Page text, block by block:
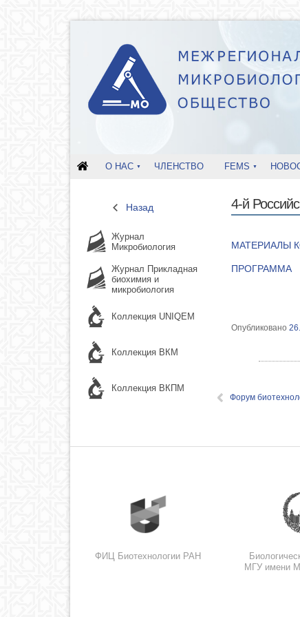
О НАС ЧЛЕНСТВО FEMS
Назад
Журнал
Микробиология
Журнал Прикладная
биохимия и
микробиология
Коллекция UNIQEM
Коллекция ВКМ
Коллекция ВКПМ
4-й
МАТЕРИАЛЫ
ПРОГРАММА
Опубликовано
Форум
ФИЦ Биотехнологии РАН
МГУ имени